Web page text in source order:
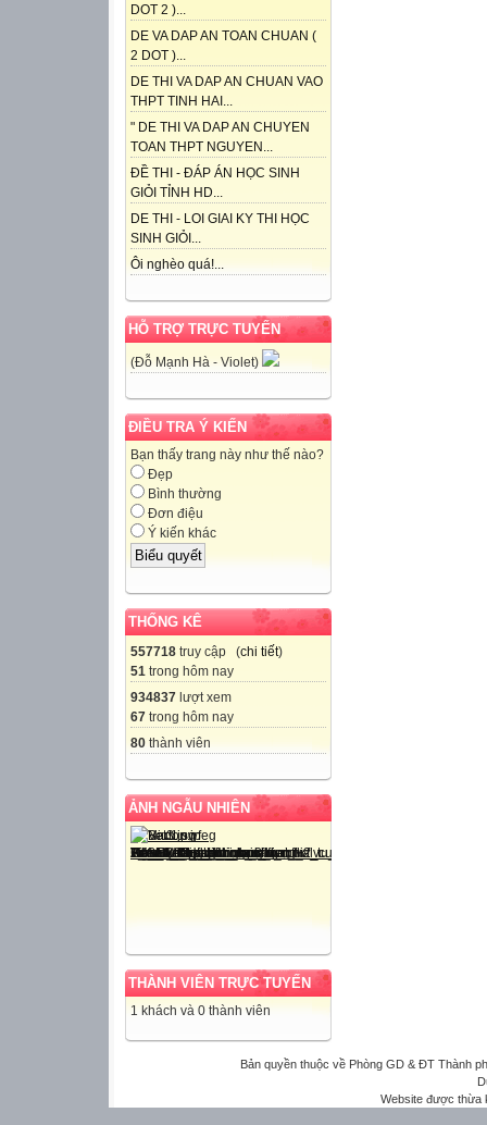
DOT 2 )...
DE VA DAP AN TOAN CHUAN (
2 DOT )...
DE THI VA DAP AN CHUAN VAO
THPT TINH HAI...
" DE THI VA DAP AN CHUYEN
TOAN THPT NGUYEN...
ĐỀ THI - ĐÁP ÁN HỌC SINH
GIỎI TỈNH HD...
DE THI - LOI GIAI KY THI HỌC
SINH GIỎI...
Ôi nghèo quá!...
HỖ TRỢ TRỰC TUYẾN
(Đỗ Mạnh Hà - Violet)
ĐIỀU TRA Ý KIẾN
Bạn thấy trang này như thế nào?
Đẹp
Bình thường
Đơn điệu
Ý kiến khác
THỐNG KÊ
557718 truy cập (chi tiết)
51 trong hôm nay
934837 lượt xem
67 trong hôm nay
80 thành viên
ẢNH NGẪU NHIÊN
THÀNH VIÊN TRỰC TUYẾN
1 khách và 0 thành viên
Bản quyền thuộc về Phòng GD & ĐT Thành
Website được thừa